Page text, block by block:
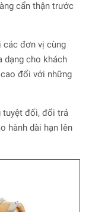
cẩn thận trước
các đơn vị cùng
dạng cho khách
đối với những
tuyệt đối, đổi trả
hành dài hạn lên